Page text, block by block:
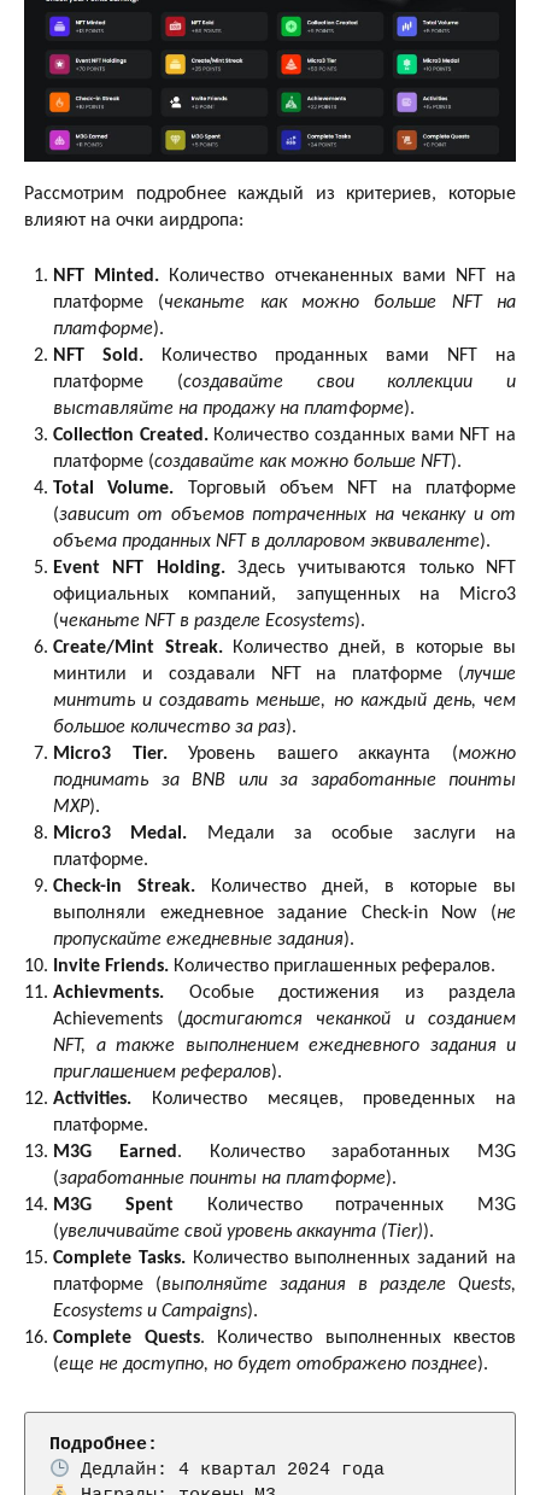
Рассмотрим подробнее каждый из критериев, которые
влияют на очки аирдропа:
NFT Minted. Количество отчеканенных вами NFT на
платформе (чеканьте как можно больше NFT на
платформе).
NFT Sold. Количество проданных вами NFT на
платформе (создавайте свои коллекции и
выставляйте на продажу на платформе).
Collection Created.Количество созданных вами NFT на
платформе (создавайте как можно больше NFT).
Total Volume. Торговый объем NFT на платформе
(зависит от объемов потраченных на чеканку и от
объема проданных NFT в долларовом эквиваленте).
Event NFT Holding.Здесь учитываются только NFT
официальных компаний, запущенных на Micro3
(чеканьте NFT в разделе Ecosystems).
Create/Mint Streak.Количество дней, в которые вы
минтили и создавали NFT на платформе (лучше
минтить и создавать меньше, но каждый день, чем
большое количество за раз).
Micro3 Tier.Уровень вашего аккаунта (можно
поднимать за BNB или за заработанные поинты
MXP).
Micro3 Medal. Медали за особые заслуги на
платформе.
Check-in Streak. Количество дней, в которые вы
выполняли ежедневное задание Check-in Now (не
пропускайте ежедневные задания).
Invite Friends. Количество приглашенных рефералов.
Achievments. Особые достижения из раздела
Achievements (достигаются чеканкой и созданием
NFT, а также выполнением ежедневного задания и
приглашением рефералов).
Activities. Количество месяцев, проведенных на
платформе.
M3G Earned . Количество заработанных M3G
(заработанные поинты на платформе).
M3G SpentКоличество потраченных M3G
(увеличивайте свой уровень аккаунта (Tier)).
Complete Tasks.Количество выполненных заданий на
платформе (выполняйте задания в разделе Quests,
Ecosystems и Campaigns).
Complete Quests. Количество выполненных квестов
(еще не доступно, но будет отображено позднее).
Подробнее: